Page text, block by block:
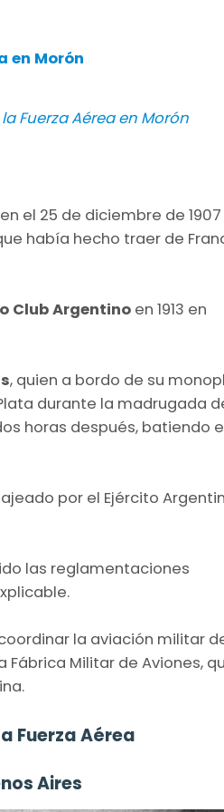
en Morón
Fuerza Aérea en Morón
el 25 de diciembre de 1907
había hecho traer de
Club Argentino en 1913 en
, quien a bordo de su
durante la madrugada
horas después, batiendo
por el Ejército
las reglamentaciones
la aviación militar
Militar de Aviones,
Fuerza Aérea
Aires